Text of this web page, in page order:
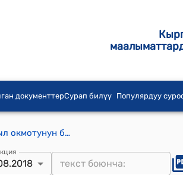
документтерСурап билүү Популярдуу
Ак-Кыя айылдык Кенеши 2017-жылдын 4-августундагы №9/1 "Айыл окмотунун башкы бухгалтери К. Музуралиевдин билдируусу жонундо" токтому